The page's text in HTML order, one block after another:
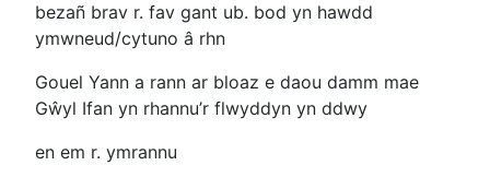
bezañ brav r. fav gant ub. bod yn hawdd
ymwneud/cytuno â rhn
Gouel Yann a rann ar bloaz e daou damm mae
Gŵyl Ifan yn rhannu’r flwyddyn yn ddwy
en em r. ymrannu